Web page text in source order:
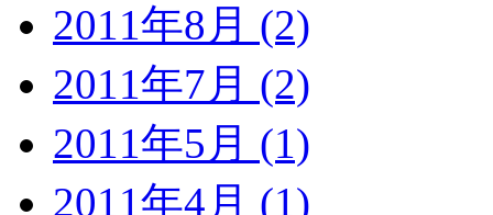
2011年8月 (2)
2011年7月 (2)
2011年5月 (1)
2011年4月 (1)